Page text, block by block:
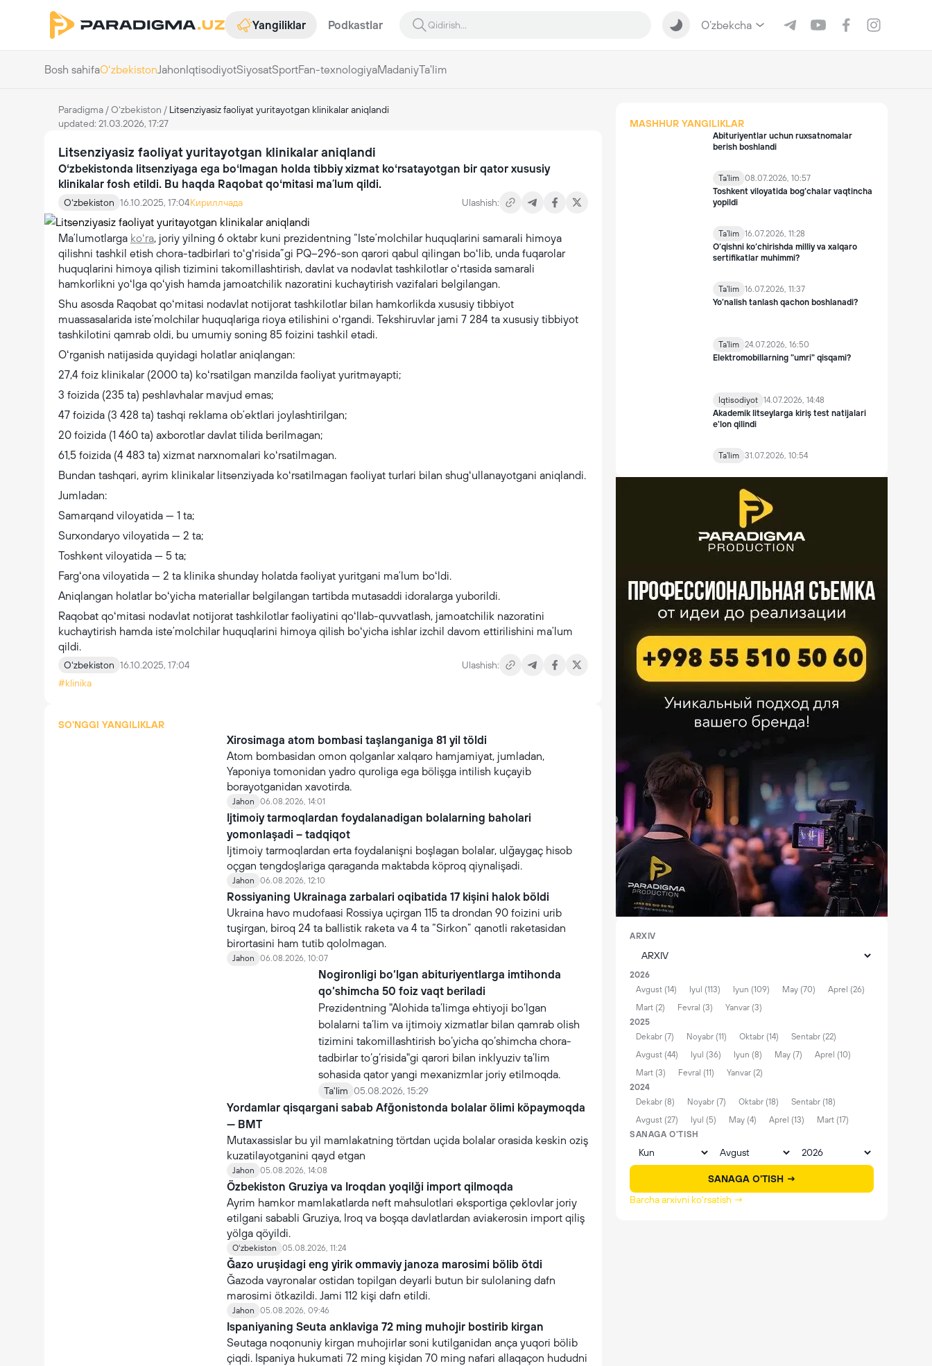
Yangiliklar Podkastlar O‘zbekcha
Bosh sahifaOʻzbekistonJahonIqtisodiyotSiyosatSportFan-texnologiyaMadaniyTa'lim
Paradigma /Oʻzbekiston / Litsenziyasiz faoliyat yuritayotgan klinikalar aniqlandi
updated: 21.03.2026, 17:27
Litsenziyasiz faoliyat yuritayotgan klinikalar aniqlandi
Oʻzbekistonda litsenziyaga ega boʻlmagan holda tibbiy xizmat koʻrsatayotgan bir qator xususiy
klinikalar fosh etildi. Bu haqda Raqobat qoʻmitasi maʼlum qildi.
Oʻzbekiston 16.10.2025, 17:04Кириллчада Ulashish:
Maʼlumotlarga koʻra, joriy yilning 6 oktabr kuni prezidentning “Isteʼmolchilar huquqlarini samarali himoya
qilishni tashkil etish chora-tadbirlari toʻgʻrisida”gi PQ–296-son qarori qabul qilingan boʻlib, unda fuqarolar
huquqlarini himoya qilish tizimini takomillashtirish, davlat va nodavlat tashkilotlar oʻrtasida samarali
hamkorlikni yoʻlga qoʻyish hamda jamoatchilik nazoratini kuchaytirish vazifalari belgilangan.
Shu asosda Raqobat qoʻmitasi nodavlat notijorat tashkilotlar bilan hamkorlikda xususiy tibbiyot
muassasalarida isteʼmolchilar huquqlariga rioya etilishini oʻrgandi. Tekshiruvlar jami 7 284 ta xususiy tibbiyot
tashkilotini qamrab oldi, bu umumiy soning 85 foizini tashkil etadi.
Oʻrganish natijasida quyidagi holatlar aniqlangan:
27,4 foiz klinikalar (2000 ta) koʻrsatilgan manzilda faoliyat yuritmayapti;
3 foizida (235 ta) peshlavhalar mavjud emas;
47 foizida (3 428 ta) tashqi reklama obʼektlari joylashtirilgan;
20 foizida (1 460 ta) axborotlar davlat tilida berilmagan;
61,5 foizida (4 483 ta) xizmat narxnomalari koʻrsatilmagan.
Bundan tashqari, ayrim klinikalar litsenziyada koʻrsatilmagan faoliyat turlari bilan shugʻullanayotgani aniqlandi.
Jumladan:
Samarqand viloyatida — 1 ta;
Surxondaryo viloyatida — 2 ta;
Toshkent viloyatida — 5 ta;
Fargʻona viloyatida — 2 ta klinika shunday holatda faoliyat yuritgani maʼlum boʻldi.
Aniqlangan holatlar boʻyicha materiallar belgilangan tartibda mutasaddi idoralarga yuborildi.
Raqobat qoʻmitasi nodavlat notijorat tashkilotlar faoliyatini qoʻllab-quvvatlash, jamoatchilik nazoratini
kuchaytirish hamda isteʼmolchilar huquqlarini himoya qilish boʻyicha ishlar izchil davom ettirilishini maʼlum
qildi.
Oʻzbekiston 16.10.2025, 17:04
Ulashish:
#klinika
SO'NGGI YANGILIKLAR
Xirosimaga atom bombasi taşlanganiga 81 yil töldi
Atom bombasidan omon qolganlar xalqaro hamjamiyat, jumladan,
Yaponiya tomonidan yadro quroliga ega bölişga intilish kuçayib
borayotganidan xavotirda.
Jahon 06.08.2026, 14:01
Ijtimoiy tarmoqlardan foydalanadigan bolalarning baholari
yomonlaşadi – tadqiqot
Ijtimoiy tarmoqlardan erta foydalanişni boşlagan bolalar, ulğaygaç hisob
oçgan tengdoşlariga qaraganda maktabda köproq qiynalişadi.
Jahon 06.08.2026, 12:10
Rossiyaning Ukrainaga zarbalari oqibatida 17 kişini halok böldi
Ukraina havo mudofaasi Rossiya uçirgan 115 ta drondan 90 foizini urib
tuşirgan, biroq 24 ta ballistik raketa va 4 ta “Sirkon” qanotli raketasidan
birortasini ham tutib qololmagan.
Jahon 06.08.2026, 10:07
Nogironligi bo‘lgan abituriyentlarga imtihonda
qo‘shimcha 50 foiz vaqt beriladi
Prezidentning "Alohida ta’limga ehtiyoji bo‘lgan
bolalarni ta’lim va ijtimoiy xizmatlar bilan qamrab olish
tizimini takomillashtirish bo‘yicha qo‘shimcha chora-
tadbirlar to‘g‘risida"gi qarori bilan inklyuziv ta’lim
sohasida qator yangi mexanizmlar joriy etilmoqda.
Ta'lim 05.08.2026, 15:29
Yordamlar qisqargani sabab Afğonistonda bolalar ölimi köpaymoqda
— BMT
Mutaxassislar bu yil mamlakatning törtdan uçida bolalar orasida keskin oziş
kuzatilayotganini qayd etgan
Jahon 05.08.2026, 14:08
Özbekiston Gruziya va Iroqdan yoqilği import qilmoqda
Ayrim hamkor mamlakatlarda neft mahsulotlari eksportiga çeklovlar joriy
etilgani sababli Gruziya, Iroq va boşqa davlatlardan aviakerosin import qiliş
yölga qöyildi.
Oʻzbekiston 05.08.2026, 11:24
Ğazo uruşidagi eng yirik ommaviy janoza marosimi bölib ötdi
Ğazoda vayronalar ostidan topilgan deyarli butun bir sulolaning dafn
marosimi ötkazildi. Jami 112 kişi dafn etildi.
Jahon 05.08.2026, 09:46
Ispaniyaning Seuta anklaviga 72 ming muhojir bostirib kirgan
Seutaga noqonuniy kirgan muhojirlar soni kutilganidan ança yuqori bölib
çiqdi. Ispaniya hukumati 72 ming kişidan 70 ming nafari allaqaçon hududni
MASHHUR YANGILIKLAR
Abituriyentlar uchun ruxsatnomalar
berish boshlandi
Ta'lim 08.07.2026, 10:57
Toshkent viloyatida bog‘chalar vaqtincha
yopildi
Ta'lim 16.07.2026, 11:28
O‘qishni ko‘chirishda milliy va xalqaro
sertifikatlar muhimmi?
Ta'lim 16.07.2026, 11:37
Yo’nalish tanlash qachon boshlanadi?
Ta'lim 24.07.2026, 16:50
Elektromobillarning "umri" qisqami?
Iqtisodiyot 14.07.2026, 14:48
Akademik litseylarga kiriş test natijalari
e'lon qilindi
Ta'lim 31.07.2026, 10:54
ARXIV
2026
Avgust (14)
Iyul (113) Iyun (109) May (70)
Aprel (26)
Mart (2)
Fevral (3)
Yanvar (3)
2025
Dekabr (7)
Noyabr (11) Oktabr (14)
Sentabr (22)
Avgust (44)
Iyul (36) Iyun (8) May (7)
Aprel (10)
Mart (3)
Fevral (11)
Yanvar (2)
2024
Dekabr (8)
Noyabr (7) Oktabr (18)
Sentabr (18)
Avgust (27)
Iyul (5) May (4) Aprel (13)
Mart (17)
SANAGA O'TISH
SANAGA O'TISH →
Barcha arxivni ko'rsatish →